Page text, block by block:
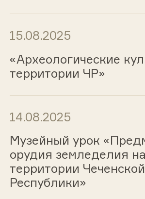
15.08.2025
«Археологические
территории ЧР»
14.08.2025
Музейный урок
орудия земледелия на
территории Чеченской
Республики»